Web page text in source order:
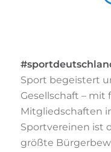
Sport begeistert
Gesellschaft – mit
Mitgliedschaften
Sportvereinen ist
größte